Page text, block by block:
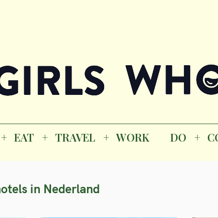
EAT TRAVEL WORK DO
in Nederland